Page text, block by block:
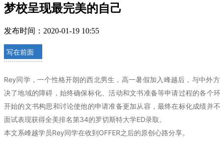
梦校呈现最完美的自己
发布时间：2020-01-19 10:55
写在前面
Rey同学，一个性格开朗的西北男生，高一暑假加入峰越后， 与中外
决了地域的障碍，始终确保标化、活动和文书准备等申请过程的各个
开始的文书构思和讨论使他的申请准备更加从容，最终在标化成绩并
面试表现获得全美排名第34的罗切斯特大学ED录取。
本文系峰越学员Rey同学在收到OFFER之后的原创心路分享。